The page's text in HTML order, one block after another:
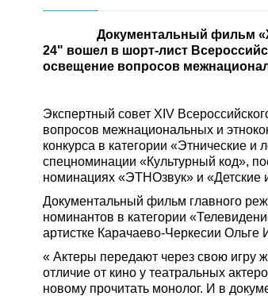
Документальный фильм
24" вошел в шорт-лист
освещение вопросов
Экспертный совет XIV
вопросов межнациональных и
конкурса в категории «Этнические
спецноминации «Культурный код»,
номинациях «ЭТНОзвук» и
Документальный фильм главного
номинантов в категории
артистке Карачаево-Черкесии Ольге
« Актеры передают через свою игру
отличие от кино у театральных
новому прочитать монолог. И в